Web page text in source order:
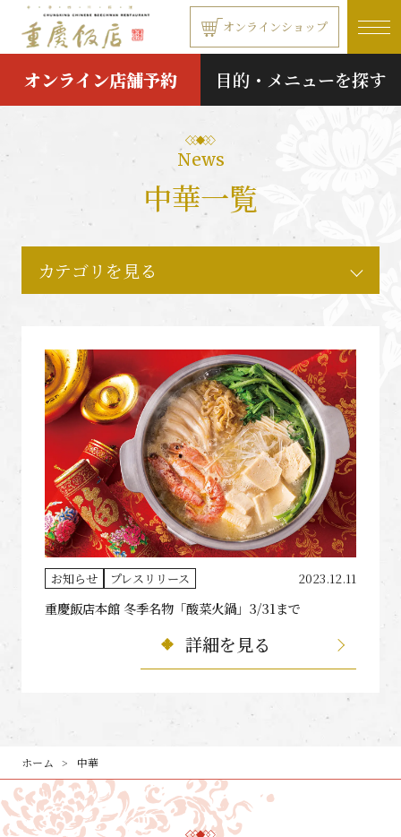
本文へ移動する オンラインショップ
オンライン店舗予約 目的・メニューを探す
News
中華一覧
カテゴリを見る
お知らせ プレスリリース 2023.12.11
重慶飯店本館 冬季名物「酸菜火鍋」3/31まで
詳細を見る
ホーム 中華